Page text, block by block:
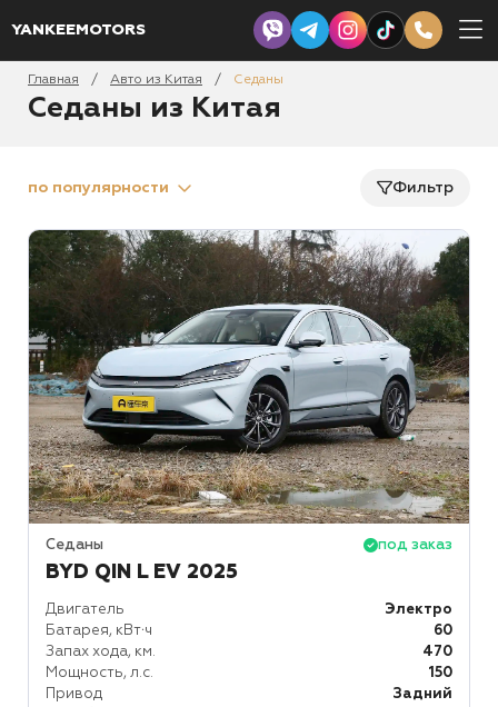
YANKEEMOTORS
Главная / Авто из Китая / Седаны
Седаны из Китая
по популярности Фильтр
Седаны под заказ
BYD QIN L EV 2025
Двигатель
Электро
Батарея, кВт⋅ч
60
Запах хода, км.
470
Мощность, л.с.
150
Привод
Задний